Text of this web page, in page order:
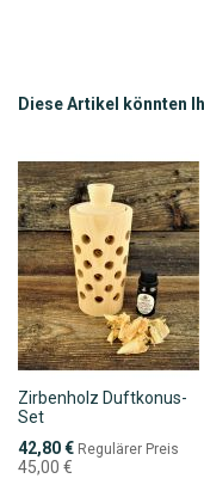
Diese Artikel könnten
Zirbenholz Duftkonus-
Set
Sonderpreis
42,80 € Regulärer Preis
45,00 €